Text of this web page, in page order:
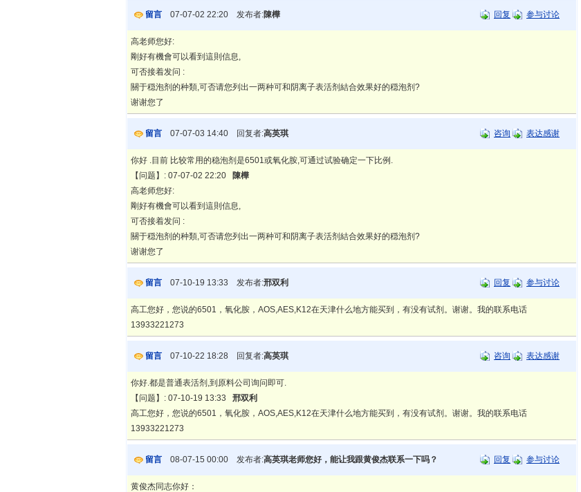
留言 07-07-02 22:20 发布者:陳樺 回复 参与讨论
高老师您好:
剛好有機會可以看到這則信息,
可否接着发问 :
關于穏泡剂的种類,可否请您列出一两种可和阴离子表活剂結合效果好的穏泡剂?
谢谢您了
留言 07-07-03 14:40 回复者:高英琪 咨询 表达感谢
你好 .目前 比较常用的稳泡剂是6501或氧化胺,可通过试验确定一下比例.
【问题】: 07-07-02 22:20
陳樺
高老师您好:
剛好有機會可以看到這則信息,
可否接着发问 :
關于穏泡剂的种類,可否请您列出一两种可和阴离子表活剂結合效果好的穏泡剂?
谢谢您了
留言 07-10-19 13:33 发布者:邢双利 回复 参与讨论
高工您好，您说的6501，氧化胺，AOS,AES,K12在天津什么地方能买到，有没有试剂。谢谢。我的联系电话
13933221273
留言 07-10-22 18:28 回复者:高英琪 咨询 表达感谢
你好.都是普通表活剂,到原料公司询问即可.
【问题】: 07-10-19 13:33 邢双利
高工您好，您说的6501，氧化胺，AOS,AES,K12在天津什么地方能买到，有没有试剂。谢谢。我的联系电话
13933221273
留言 08-07-15 00:00 发布者:高英琪老师您好，能让我跟黄俊杰联系一下吗？ 回复 参与讨论
黄俊杰同志你好：